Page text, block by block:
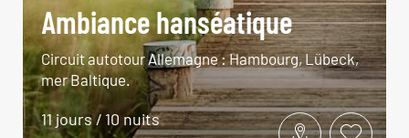
Ambiance hanséatique
Circuit autotour Allemagne : Hambourg, Lübeck,
mer Baltique.
11 jours / 10 nuits